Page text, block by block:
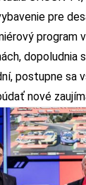
pre
program
dopoludnia
postupne sa
nové